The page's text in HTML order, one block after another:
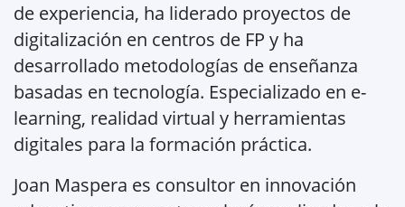
de experiencia, ha liderado proyectos de
digitalización en centros de FP y ha
desarrollado metodologías de enseñanza
basadas en tecnología. Especializado en e-
learning, realidad virtual y herramientas
digitales para la formación práctica.
Joan Maspera es consultor en innovación